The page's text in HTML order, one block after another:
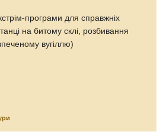
програми для справжніх
на битому склі, розбивання
вугіллю)